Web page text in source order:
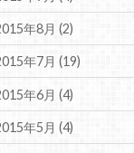
年8月 (2)
年7月 (19)
年6月 (4)
年5月 (4)